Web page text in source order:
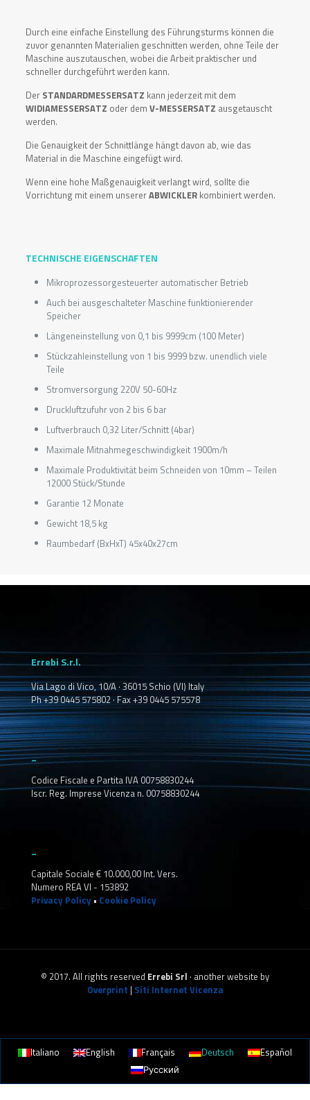
Durch eine einfache Einstellung des Führungsturms können die
zuvor genannten Materialien geschnitten werden, ohne Teile der
Maschine auszutauschen, wobei die Arbeit praktischer und
schneller durchgeführt werden kann.
Der STANDARDMESSERSATZ kann jederzeit mit dem
WIDIAMESSERSATZ oder dem V-MESSERSATZ ausgetauscht
werden.
Die Genauigkeit der Schnittlänge hängt davon ab, wie das
Material in die Maschine eingefügt wird.
Wenn eine hohe Maßgenauigkeit verlangt wird, sollte die
Vorrichtung mit einem unsererABWICKLERkombiniert werden.
TECHNISCHE EIGENSCHAFTEN
Mikroprozessorgesteuerter automatischer Betrieb
Auch bei ausgeschalteter Maschine funktionierender
Speicher
Längeneinstellung von 0,1 bis 9999cm (100 Meter)
Stückzahleinstellung von 1 bis 9999 bzw. unendlich viele
Teile
Stromversorgung 220V 50-60Hz
Druckluftzufuhr von 2 bis 6 bar
Luftverbrauch 0,32 Liter/Schnitt (4bar)
Maximale Mitnahmegeschwindigkeit 1900m/h
Maximale Produktivität beim Schneiden von 10mm – Teilen
12000 Stück/Stunde
Garantie 12 Monate
Gewicht 18,5 kg
Raumbedarf (BxHxT) 45x40x27cm
Errebi S.r.l.
Via Lago di Vico, 10/A · 36015 Schio (VI) Italy
Ph +39 0445 575802 · Fax +39 0445 575578
_
Codice Fiscale e Partita IVA 00758830244
Iscr. Reg. Imprese Vicenza n. 00758830244
Capitale Sociale € 10.000,00 Int. Vers.
Numero REA VI - 153892
Privacy Policy • Cookie Policy
© 2017. All rights reserved Errebi Srl · another website by
Overprint | Siti Internet Vicenza
Italiano English Français Deutsch
Español
Русский